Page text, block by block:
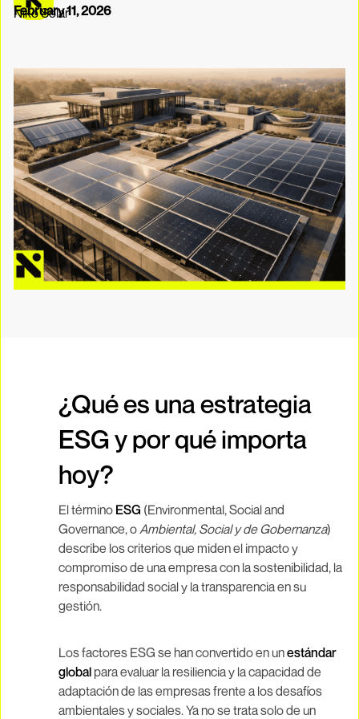
Niko Solar
February 11, 2026
¿Qué es una estrategia
ESG y por qué importa
hoy?
El término ESG (Environmental, Social and
Governance, oAmbiental, Social y de Gobernanza)
describe los criterios que miden el impacto y
compromiso de una empresa con la sostenibilidad, la
responsabilidad social y la transparencia en su
gestión.
Los factores ESG se han convertido en unestándar
global para evaluar la resiliencia y la capacidad de
adaptación de las empresas frente a los desafíos
ambientales y sociales. Ya no se trata solo de un